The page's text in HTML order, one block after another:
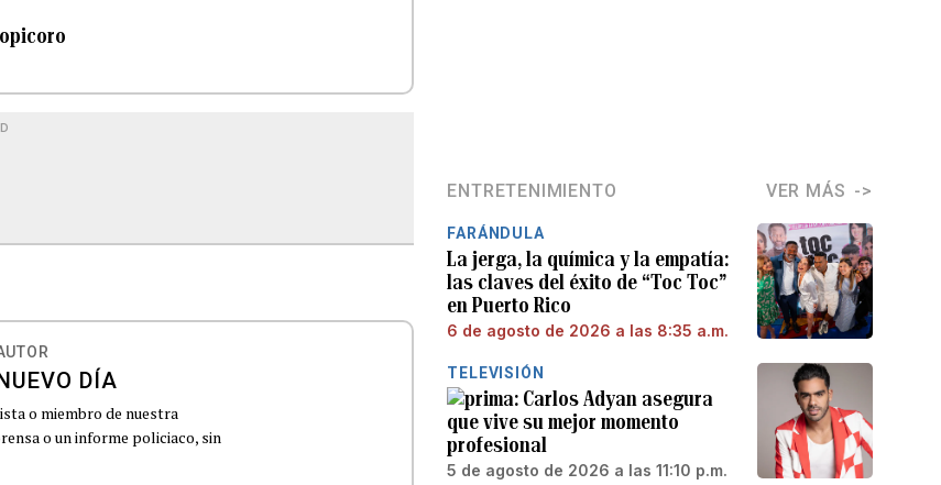
DÍA
o miembro de nuestra
o un informe policiaco, sin
ENTRETENIMIENTO VER MÁS
FARÁNDULA
La jerga, la química y la empatía:
las claves del éxito de “Toc Toc”
en Puerto Rico
6 de agosto de 2026 a las 8:35 a.m.
TELEVISIÓN
Carlos Adyan asegura
que vive su mejor momento
profesional
5 de agosto de 2026 a las 11:10 p.m.